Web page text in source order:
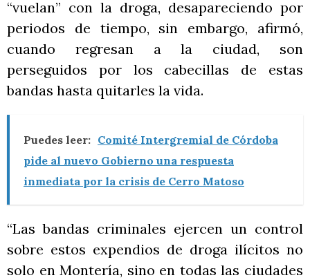
“vuelan” con la droga, desapareciendo por
periodos de tiempo, sin embargo, afirmó,
cuando regresan a la ciudad, son
perseguidos por los cabecillas de estas
bandas hasta quitarles la vida.
Puedes leer: Comité Intergremial de Córdoba
pide al nuevo Gobierno una respuesta
inmediata por la crisis de Cerro Matoso
“Las bandas criminales ejercen un control
sobre estos expendios de droga ilícitos no
solo en Montería, sino en todas las ciudades